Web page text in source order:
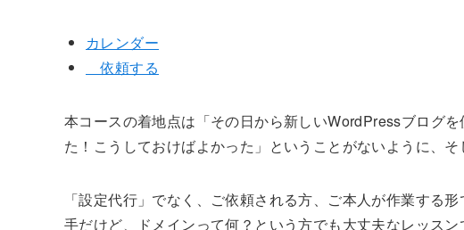
カレンダー
依頼する
本コースの着地点は「その日から新しいWordPressブログ
た！こうしておけばよかった」ということがないように、
「設定代行」でなく、ご依頼される方、ご本人が作業する
手だけど、ドメインって何？という方でも大丈夫なレッスン